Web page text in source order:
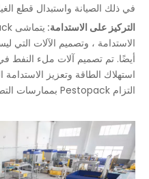
في ذلك الصيانة واستبدال قطع
التركيز على الاستدامة:
الاستدامة ، وتصميم الآلات
أيضًا. تم تصميم آلات ملء النفط
استهلاك الطاقة وتعزيز
التزام Pestopack بممارسات التصنيع المسؤولة.